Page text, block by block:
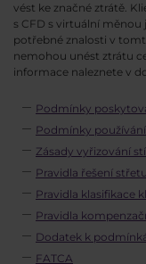
vést ke značné ztrátě.
s CFD s virtuální
potřebné znalosti v
nemohou unést ztrátu
informace naleznete v
Podmínky
Podmínky
Zásady vyřizování
Pravidla řešení
Pravidla klasifikace
Pravidla
Dodatek k
FATCA